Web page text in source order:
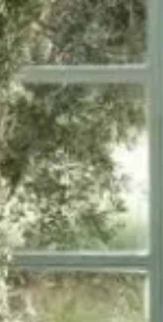
Panneau de gestion des cookies